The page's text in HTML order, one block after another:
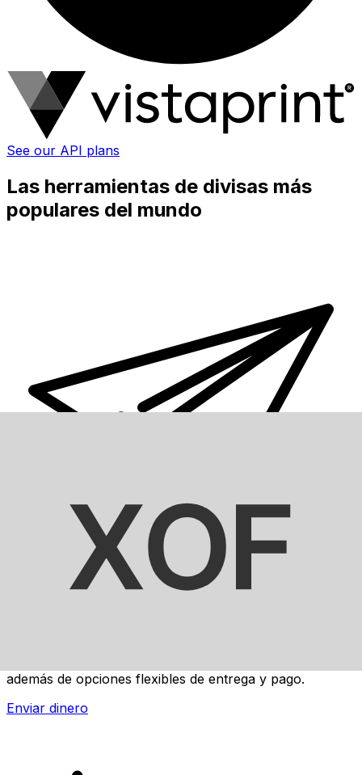
See our API plans
Las herramientas de divisas más
populares del mundo
además de opciones flexibles de entrega y pago.
Enviar dinero